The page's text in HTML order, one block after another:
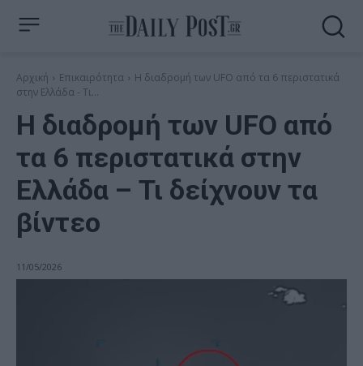
Αρχική Επικαιρότητα
Η διαδρομή των UFO από τα 6 περιστατικά
στην Ελλάδα - Τι...
Η διαδρομή των UFO από
τα 6 περιστατικά στην
Ελλάδα – Τι δείχνουν τα
βίντεο
11/05/2026